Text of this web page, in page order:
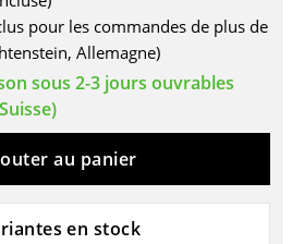
pour les commandes de plus de
Allemagne)
sous 2-3 jours ouvrables
au panier
en stock